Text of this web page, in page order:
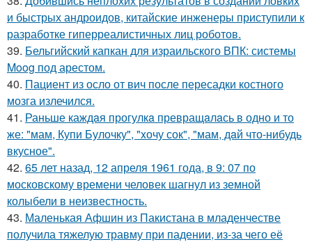
и быстрых андроидов, китайские инженеры приступили к
разработке гиперреалистичных лиц роботов.
39. Бельгийский капкан для израильского ВПК: системы
Moog под арестом.
40. Пациент из осло от вич после пересадки костного
мозга излечился.
41. Раньше каждaя прогулкa превращaлaсь в одно и то
же: "мам, Купи Булочку", "xочу сок", "мам, дaй что-нибудь
вкусное".
42. 65 лет назад, 12 апреля 1961 года, в 9: 07 по
московскому времени человек шагнул из земной
колыбели в неизвестность.
43. Маленькая Афшин из Пакистана в младенчестве
получила тяжелую травму при падении, из-за чего её